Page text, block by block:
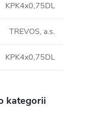
KPK4x0,75DL
TREVOS, a.s.
KPK4x0,75DL
kategorii